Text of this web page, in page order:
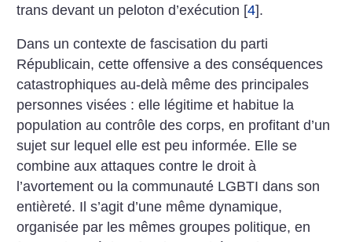
trans devant un peloton d’exécution [4].
Dans un contexte de fascisation du parti
Républicain, cette offensive a des conséquences
catastrophiques au-delà même des principales
personnes visées : elle légitime et habitue la
population au contrôle des corps, en profitant d’un
sujet sur lequel elle est peu informée. Elle se
combine aux attaques contre le droit à
l’avortement ou la communauté LGBTI dans son
entièreté. Il s’agit d’une même dynamique,
organisée par les mêmes groupes politique, en